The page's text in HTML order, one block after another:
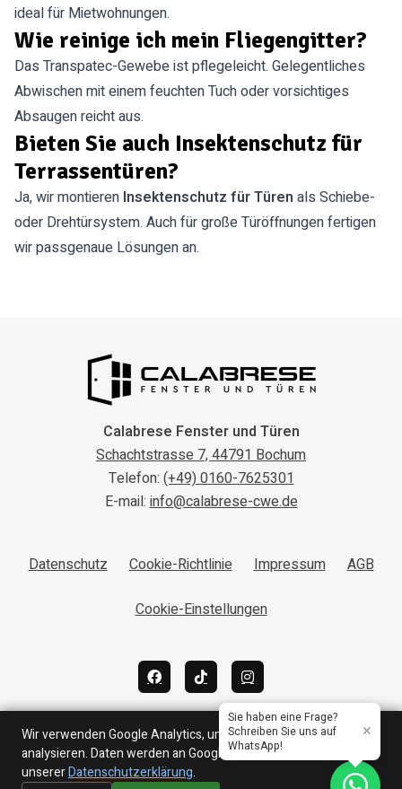
ideal für Mietwohnungen.
Wie reinige ich mein Fliegengitter?
Das Transpatec-Gewebe ist pflegeleicht. Gelegentliches
Abwischen mit einem feuchten Tuch oder vorsichtiges
Absaugen reicht aus.
Bieten Sie auch Insektenschutz für
Terrassentüren?
Ja, wir montieren Insektenschutz für Türen als Schiebe-
oder Drehtürsystem. Auch für große Türöffnungen fertigen
wir passgenaue Lösungen an.
Calabrese Fenster und Türen
Schachtstrasse 7, 44791 Bochum
Telefon:(+49) 0160-7625301
E-mail:info@calabrese-cwe.de
Datenschutz Cookie-Richtlinie Impressum AGB
Cookie-Einstellungen
Wir verwenden Google Analytics, um den Website-Traffic zu
analysieren. Daten werden an Google übertragen. Mehr dazu in
unsererDatenschutzerklärung.
Sie haben eine Frage?
Schreiben Sie uns auf
WhatsApp!
×